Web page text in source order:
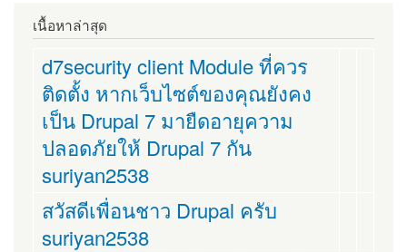
เนื้อหาล่าสุด
d7security client Module ที่ควร
ติดตั้ง หากเว็บไซต์ของคุณยังคง
เป็น Drupal 7 มายืดอายุความ
ปลอดภัยให้ Drupal 7 กัน
suriyan2538
สวัสดีเพื่อนชาว Drupal ครับ
suriyan2538